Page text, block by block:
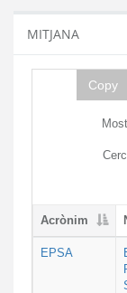
MITJANA
Copy
Acrònim
EPSA